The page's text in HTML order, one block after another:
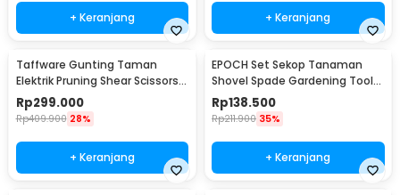
+ Keranjang + Keranjang
Taffware Gunting Taman
Elektrik Pruning Shear Scissors
48Vf 1500mAh - VIO48
Rp299.000
Rp409.900 28%
+ Keranjang
EPOCH Set Sekop Tanaman
Shovel Spade Gardening Tools
10 PCS - LXY55
Rp138.500
Rp211.900 35%
+ Keranjang